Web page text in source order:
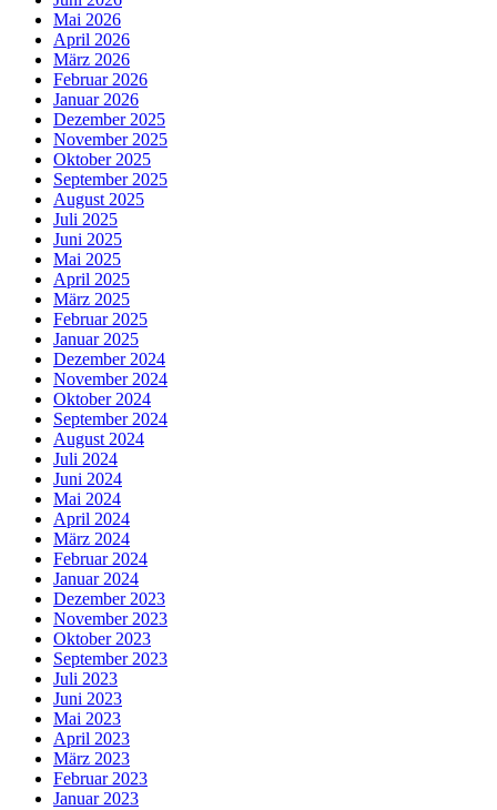
Mai 2026
April 2026
März 2026
Februar 2026
Januar 2026
Dezember 2025
November 2025
Oktober 2025
September 2025
August 2025
Juli 2025
Juni 2025
Mai 2025
April 2025
März 2025
Februar 2025
Januar 2025
Dezember 2024
November 2024
Oktober 2024
September 2024
August 2024
Juli 2024
Juni 2024
Mai 2024
April 2024
März 2024
Februar 2024
Januar 2024
Dezember 2023
November 2023
Oktober 2023
September 2023
Juli 2023
Juni 2023
Mai 2023
April 2023
März 2023
Februar 2023
Januar 2023